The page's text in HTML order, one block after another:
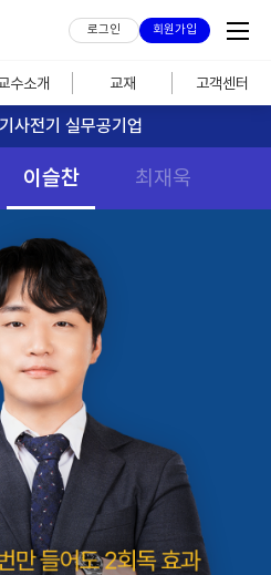
로그인 회원가입
수소개 교재 고객센터
사전기 실무공기업
이슬찬 최재욱